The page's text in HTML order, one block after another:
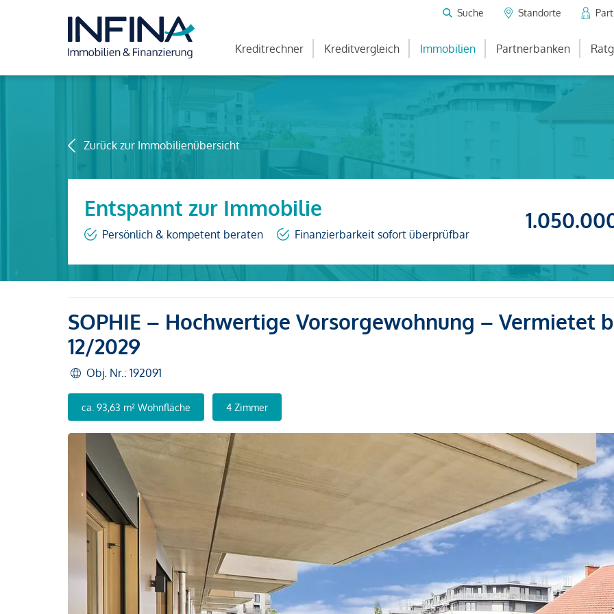
Suche Standorte
Kreditrechner Kreditvergleich Immobilien Partnerbanken
Zurück zur Immobilienübersicht
Entspannt zur Immobilie
Persönlich & kompetent beraten Finanzierbarkeit sofort überprüfbar
SOPHIE – Hochwertige Vorsorgewohnung – Vermietet
12/2029
Obj. Nr.: 192091
ca. 93,63 m² Wohnfläche 4 Zimmer